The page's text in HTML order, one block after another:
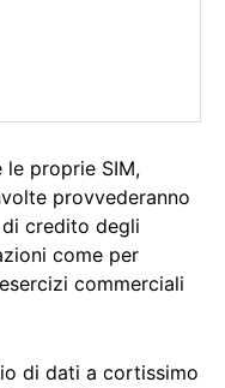
le proprie SIM,
provvederanno
credito degli
come per
commerciali
di dati a cortissimo